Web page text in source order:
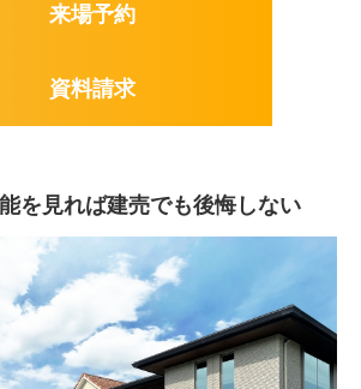
来場予約
資料請求
を見れば建売でも後悔しない